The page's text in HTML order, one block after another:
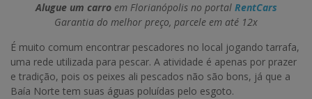
Alugue um carroem Florianópolis no portal RentCars
Garantia do melhor preço, parcele em até 12x
É muito comum encontrar pescadores no local jogando tarrafa,
uma rede utilizada para pescar. A atividade é apenas por prazer
e tradição, pois os peixes ali pescados não são bons, já que a
Baía Norte tem suas águas poluídas pelo esgoto.